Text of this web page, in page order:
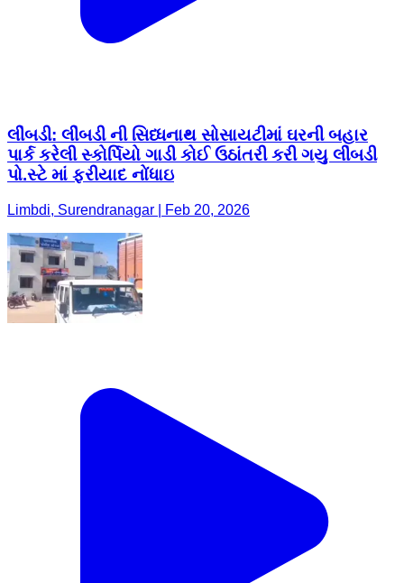
લીંબડી: લીંબડી ની સિધ્ધનાથ સોસાયટીમાં ઘરની બહાર
પાર્ક કરેલી સ્કોર્પિયો ગાડી કોઈ ઉઠાંતરી કરી ગયુ લીંબડી
પો.સ્ટે માં ફરીયાદ નોંધાઇ
Limbdi, Surendranagar | Feb 20, 2026